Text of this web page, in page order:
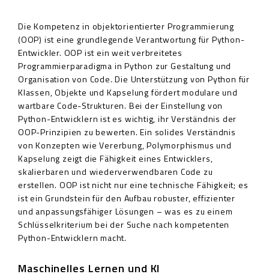
Die Kompetenz in objektorientierter Programmierung
(OOP) ist eine grundlegende Verantwortung für Python-
Entwickler. OOP ist ein weit verbreitetes
Programmierparadigma in Python zur Gestaltung und
Organisation von Code. Die Unterstützung von Python für
Klassen, Objekte und Kapselung fördert modulare und
wartbare Code-Strukturen. Bei der Einstellung von
Python-Entwicklern ist es wichtig, ihr Verständnis der
OOP-Prinzipien zu bewerten. Ein solides Verständnis
von Konzepten wie Vererbung, Polymorphismus und
Kapselung zeigt die Fähigkeit eines Entwicklers,
skalierbaren und wiederverwendbaren Code zu
erstellen. OOP ist nicht nur eine technische Fähigkeit; es
ist ein Grundstein für den Aufbau robuster, effizienter
und anpassungsfähiger Lösungen – was es zu einem
Schlüsselkriterium bei der Suche nach kompetenten
Python-Entwicklern macht.
Maschinelles Lernen und KI